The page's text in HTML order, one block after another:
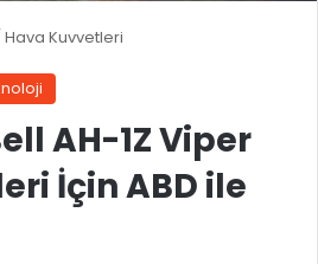
Hava Kuvvetleri
AH-1Z Viper
İçin ABD ile